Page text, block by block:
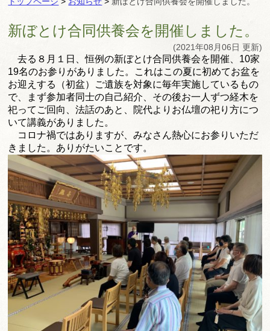
新ぼとけ合同供養会を開催しました。
(2021年08月06日 更新)
去る８月１日、恒例の新ぼとけ合同供養会を開催、 10家
19名のお参りがありました。 これはこの夏に初めてお盆を
お迎えする（初盆） ご遺族を対象に毎年実施しているもの
で、
まず参加者同士の自己紹介、 その後お一人ずつ経木を
祀ってご回向、法話のあと、 院代よりお仏壇の祀り方につ
いて講義がありました。
コロナ禍ではありますが、みなさん熱心にお参りいただ
きました。ありがたいことです。